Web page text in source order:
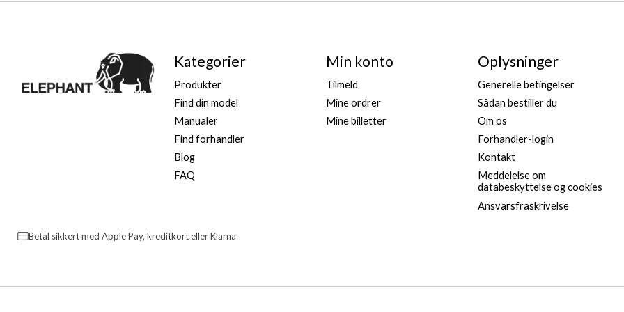
Kategorier
Produkter
Find din model
Manualer
Find forhandler
Blog
FAQ
Min konto
Tilmeld
Mine ordrer
Mine billetter
Oplysninger
Generelle betingelser
Sådan bestiller du
Om os
Forhandler-login
Kontakt
Meddelelse om
databeskyttelse og cookies
Ansvarsfraskrivelse
Betal sikkert med Apple Pay, kreditkort eller Klarna